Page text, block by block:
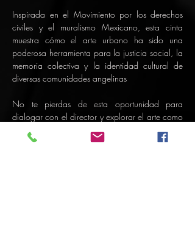
Inspirada en el Movimiento por los derechos
civiles y el muralismo Mexicano, esta cinta
muestra cómo el arte urbano ha sido una
poderosa herramienta para la justicia social, la
memoria colectiva y la identidad cultural de
diversas comunidades angelinas
No te pierdas de esta oportunidad para
dialogar con el director y explorar el arte como
herramienta de resistencia.